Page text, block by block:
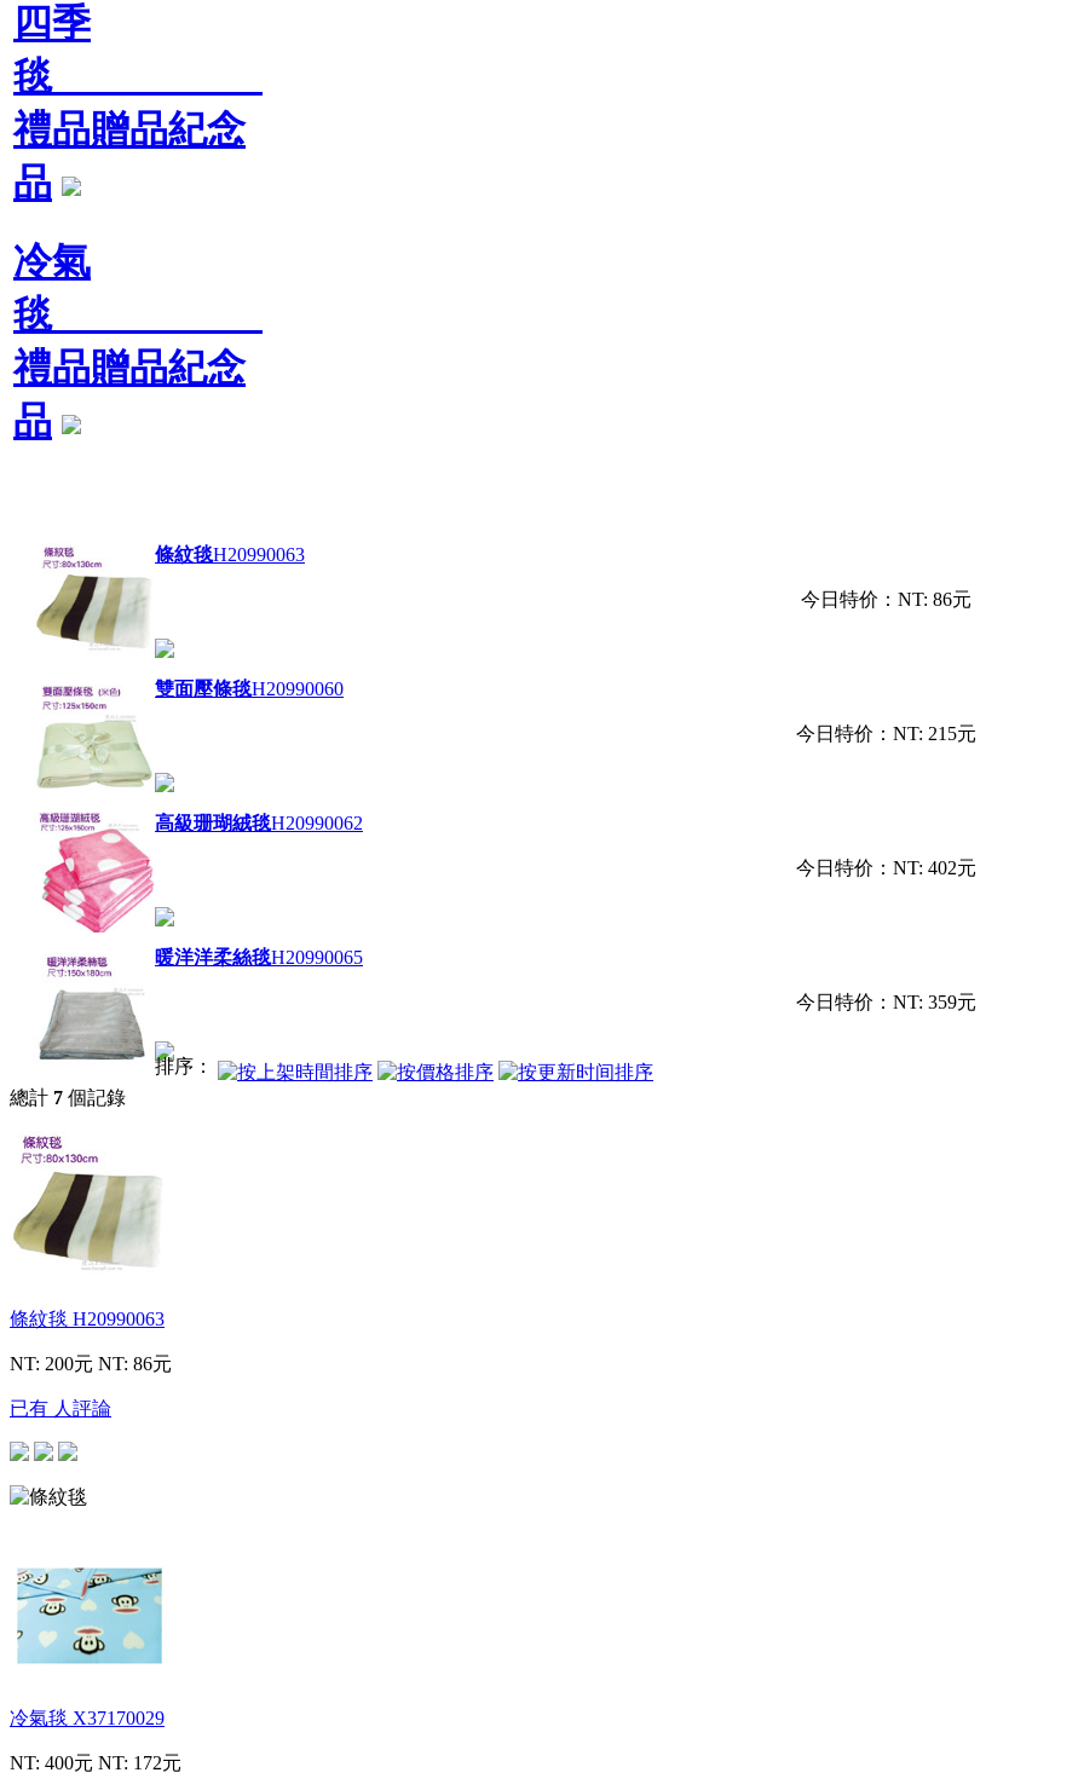
四季
毯
禮品贈品紀念
品
冷氣
毯
禮品贈品紀念
品
條紋毯H20990063
今日特价： NT: 86元
雙面壓條毯H20990060
今日特价： NT: 215元
高級珊瑚絨毯H20990062
今日特价： NT: 402元
暖洋洋柔絲毯H20990065
今日特价： NT: 359元
排序：
總計 7 個記錄
條紋毯 H20990063
NT: 200元 NT: 86元
已有 人評論
冷氣毯 X37170029
NT: 400元 NT: 172元